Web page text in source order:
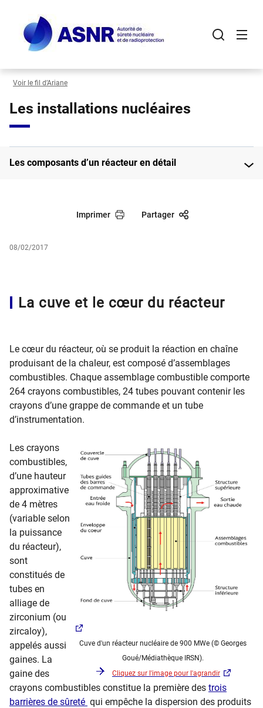
contenu
principal
Voir le fil d’Ariane
Les installations nucléaires
Les composants d’un réacteur en détail
Imprimer Partager
08/02/2017
La cuve et le cœur du réacteur
Le cœur du réacteur, où se produit la réaction en chaîne
produisant de la chaleur, est composé d’assemblages
combustibles. Chaque assemblage combustible comporte
264 crayons combustibles, 24 tubes pouvant contenir les
crayons d’une grappe de commande et un tube
d’instrumentation.
Cuve d'un réacteur nucléaire de 900 MWe (© Georges
Goué/Médiathèque IRSN​​).
Cliquez sur l'image pour l'agrandir
Les crayons
combustibles,
d’une hauteur
approximative
de 4 mètres
(variable selon
la puissance
du réacteur),
sont
constitués de
tubes en
alliage de
zirconium (ou
zircaloy),
appelés aussi
gaines. La
gaine des
crayons combustibles constitue la première des trois
barrières de sûreté qui empêche la dispersion des produits